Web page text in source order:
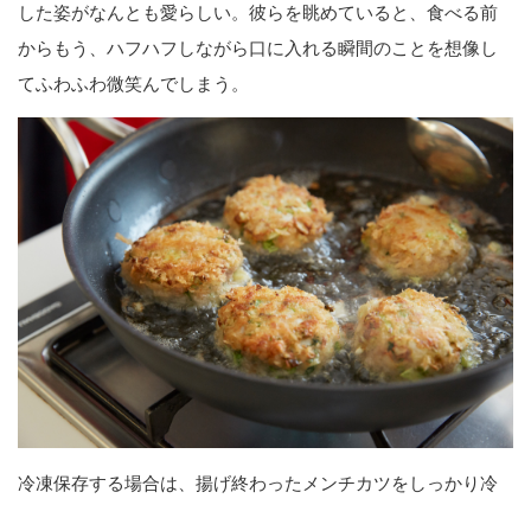
した姿がなんとも愛らしい。彼らを眺めていると、食べる前
からもう、ハフハフしながら口に入れる瞬間のことを想像し
てふわふわ微笑んでしまう。
冷凍保存する場合は、揚げ終わったメンチカツをしっかり冷